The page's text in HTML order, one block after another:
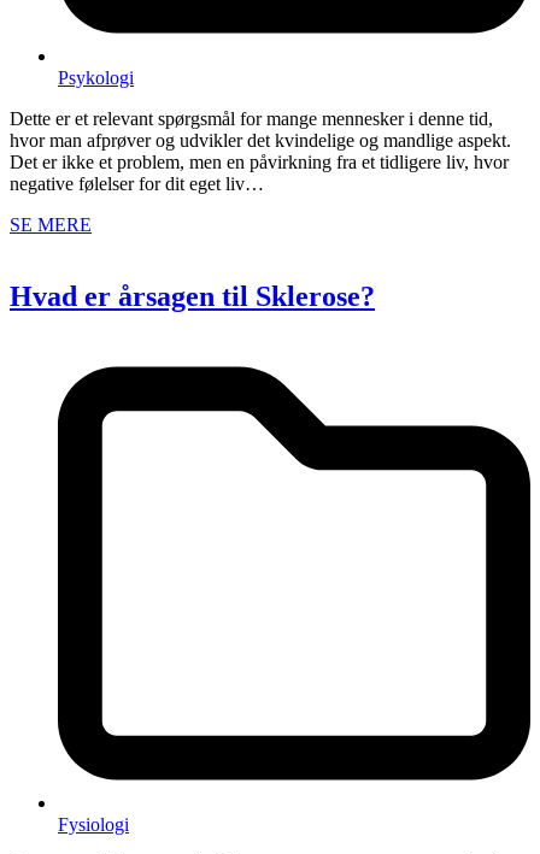
Psykologi
Dette er et relevant spørgsmål for mange mennesker i denne tid,
hvor man afprøver og udvikler det kvindelige og mandlige aspekt.
Det er ikke et problem, men en påvirkning fra et tidligere liv, hvor
negative følelser for dit eget liv…
SE MERE
Hvad er årsagen til Sklerose?
Fysiologi